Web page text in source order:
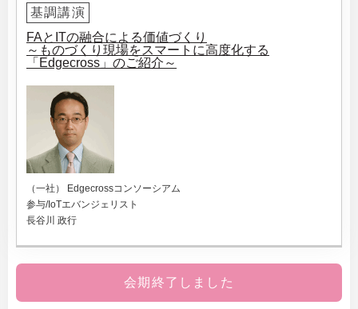
基調講演
FAとITの融合による価値づくり
～ものづくり現場をスマートに高度化する
「Edgecross」のご紹介～
（一社） Edgecrossコンソーシアム
参与/IoTエバンジェリスト
長谷川 政行
会期終了しました